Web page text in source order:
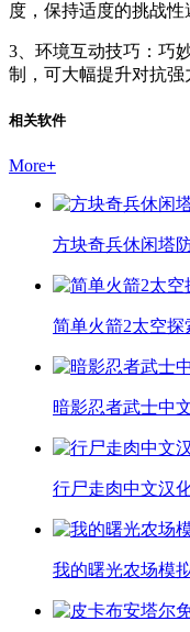
度，保持适度的挑战性
3、环境互动技巧：巧
制，可大幅提升对抗强
相关软件
More+
方块奇兵休闲塔
简单火箭2太空探
暗影忍者武士中
行尸走肉中文汉
我的曙光农场模